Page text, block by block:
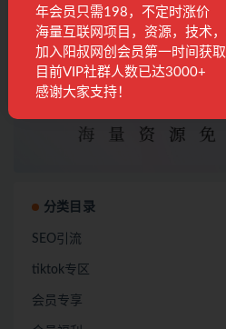
加入会员
分类目录
SEO引流
tiktok专区
会员专享
年会员只需198，不定时涨价
海量互联网项目，资源，技术
加入阳叔网创会员第一时间获取
目前VIP社群人数已达3000+
感谢大家支持！